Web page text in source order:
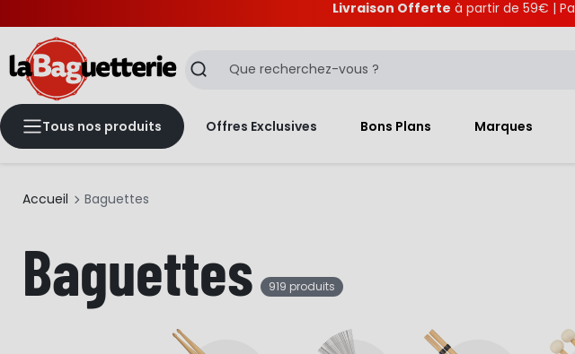
Livraison Offerte à partir de 59€ |
Recherche
Tous nos produits Offres Exclusives Bons Plans Marques
Accueil Baguettes
Baguettes 919 produits